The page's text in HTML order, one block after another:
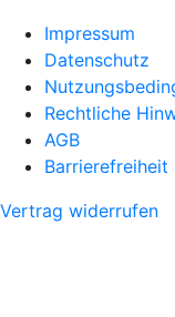
Impressum
Datenschutz
Rechtliche
AGB
Barrierefreiheit
Vertrag widerrufen